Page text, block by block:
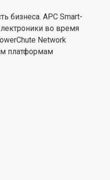
бизнеса. APC Smart-
во время
Network
платформам